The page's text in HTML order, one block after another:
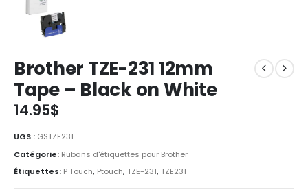
Brother TZE-231 12mm
Tape – Black on White
14.95$
UGS : GSTZE231
Catégorie: Rubans d'étiquettes pour Brother
Étiquettes: P Touch, Ptouch,TZE-231,TZE231